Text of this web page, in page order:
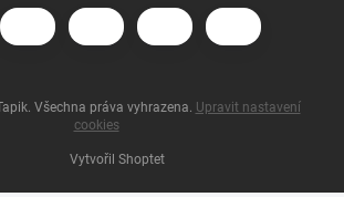
Vytvořil Shoptet
. Všechna práva vyhrazena. Upravit nastavení
cookies